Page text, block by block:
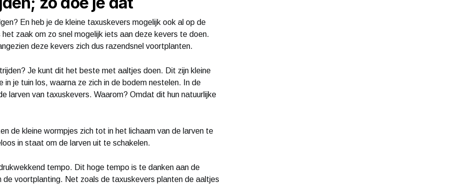
En heb je de kleine taxuskevers mogelijk ook al op de
het zaak om zo snel mogelijk iets aan deze kevers te doen.
deze kevers zich dus razendsnel voortplanten.
Je kunt dit het beste met aaltjes doen. Dit zijn kleine
je tuin los, waarna ze zich in de bodem nestelen. In de
larven van taxuskevers. Waarom? Omdat dit hun natuurlijke
de kleine wormpjes zich tot in het lichaam van de larven te
in staat om de larven uit te schakelen.
tempo. Dit hoge tempo is te danken aan de
de voortplanting. Net zoals de taxuskevers planten de aaltjes